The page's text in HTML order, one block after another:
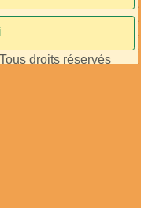
droits réservés